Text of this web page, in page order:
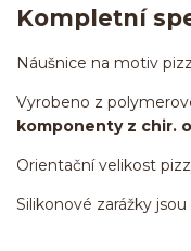
Kompletní
Náušnice na motiv
Vyrobeno z
komponenty z chir.
Orientační velikost
Silikonové zarážky